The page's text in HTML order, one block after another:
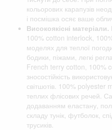
кольорових карапузів
і посмішка осяє ваше
Високоякісні матеріали.
100% cotton interlock,
моделях для теплої погоди
бодики, піжами, легкі
French terry cotton, 100%
зносостійкість
світшотів. 100% polyester
теплих флісових речей.
додаванням еластану,
складу тунік, футболок,
трусиків.